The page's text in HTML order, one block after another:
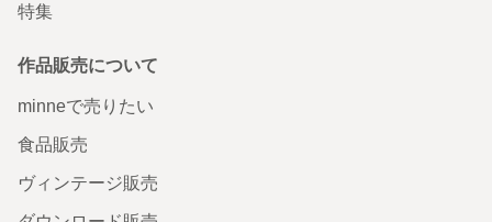
特集
作品販売について
minneで売りたい
食品販売
ヴィンテージ販売